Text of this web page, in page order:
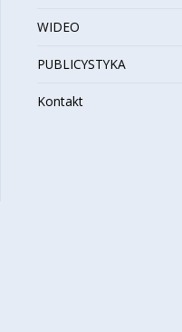
WIDEO
PUBLICYSTYKA
Kontakt